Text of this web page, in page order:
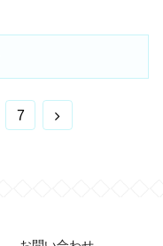
7
次